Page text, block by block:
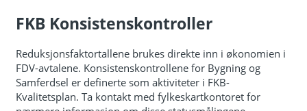
FKB Konsistenskontroller
Reduksjonsfaktortallene brukes direkte inn i økonomien i
FDV-avtalene. Konsistenskontrollene for Bygning og
Samferdsel er definerte som aktiviteter i FKB-
Kvalitetsplan. Ta kontakt med fylkeskartkontoret for